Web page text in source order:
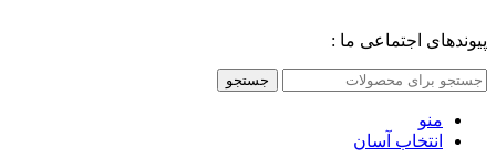
پیوندهای اجتماعی ما :
جستجو
منو
انتخاب آسان